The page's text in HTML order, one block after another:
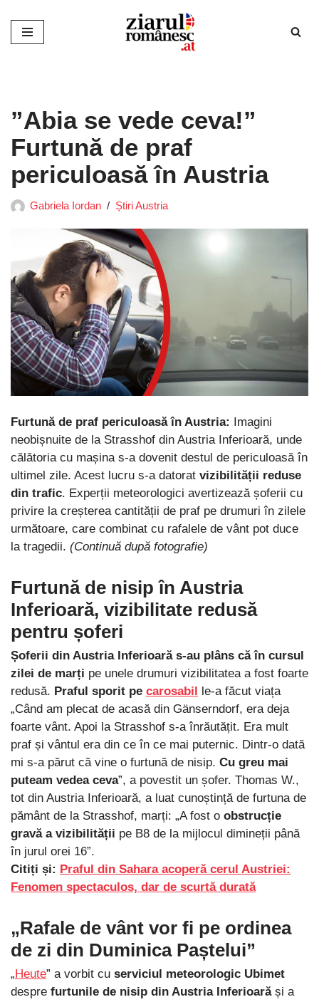
Sari
”Abia se vede ceva!”
Furtună de praf
periculoasă în Austria
Gabriela Iordan Știri Austria
Furtună de praf periculoasă în Austria: Imagini
neobișnuite de la Strasshof din Austria Inferioară, unde
călătoria cu mașina s-a dovenit destul de periculoasă în
ultimel zile. Acest lucru s-a datorat vizibilității reduse
din trafic. Experții meteorologici avertizează șoferii cu
privire la creșterea cantității de praf pe drumuri în zilele
următoare, care combinat cu rafalele de vânt pot duce
la tragedii. (Continuă după fotografie)
Furtună de nisip în Austria
Inferioară, vizibilitate redusă
pentru șoferi
Șoferii din Austria Inferioară s-au plâns că în cursul
zilei de marți pe unele drumuri vizibilitatea a fost foarte
redusă. Praful sporit pe carosabil le-a făcut viața
„Când am plecat de acasă din Gänserndorf, era deja
foarte vânt. Apoi la Strasshof s-a înrăutățit. Era mult
praf și vântul era din ce în ce mai puternic. Dintr-o dată
mi s-a părut că vine o furtună de nisip. Cu greu mai
puteam vedea ceva”, a povestit un șofer. Thomas W.,
tot din Austria Inferioară, a luat cunoștință de furtuna de
pământ de la Strasshof, marți: „A fost o obstrucție
gravă a vizibilității pe B8 de la mijlocul dimineții până
în jurul orei 16”.
Citiți și: Praful din Sahara acoperă cerul Austriei:
Fenomen spectaculos, dar de scurtă durată
„Rafale de vânt vor fi pe ordinea
de zi din Duminica Paștelui”
„Heute” a vorbit cu serviciul meteorologic Ubimet
despre furtunile de nisip din Austria Inferioarăși a